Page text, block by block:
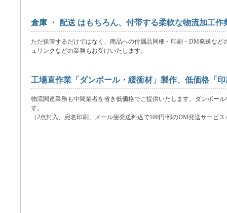
倉庫 ・ 配送 はもちろん、付帯する柔軟な物流加工作
ただ保管するだけではなく、商品への付属品同梱・印刷・DM発送など
ュリンクなどの業務もお受けいたします。
工場直作業「ダンボール・緩衝材」製作、低価格「
物流関連業務も中間業者を省き低価格でご提供いたします。ダンボー
す。
（2点封入、宛名印刷、メール便発送料込で100円/部のDM発送サービ